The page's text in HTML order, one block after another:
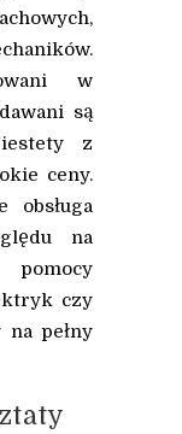
w
są
z
ceny.
obsługa
na
czy
pełny